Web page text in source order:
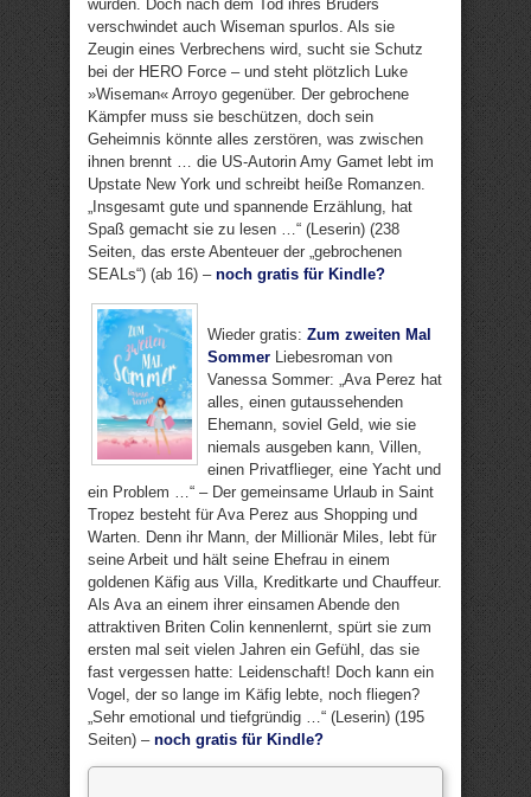
würden. Doch nach dem Tod ihres Bruders
verschwindet auch Wiseman spurlos. Als sie
Zeugin eines Verbrechens wird, sucht sie Schutz
bei der HERO Force – und steht plötzlich Luke
»Wiseman« Arroyo gegenüber. Der gebrochene
Kämpfer muss sie beschützen, doch sein
Geheimnis könnte alles zerstören, was zwischen
ihnen brennt … die US-Autorin Amy Gamet lebt im
Upstate New York und schreibt heiße Romanzen.
„Insgesamt gute und spannende Erzählung, hat
Spaß gemacht sie zu lesen …“ (Leserin) (238
Seiten, das erste Abenteuer der „gebrochenen
SEALs“) (ab 16) – noch gratis für Kindle?
Wieder gratis: Zum zweiten Mal
Sommer Liebesroman von
Vanessa Sommer: „Ava Perez hat
alles, einen gutaussehenden
Ehemann, soviel Geld, wie sie
niemals ausgeben kann, Villen,
einen Privatflieger, eine Yacht und
ein Problem …“ – Der gemeinsame Urlaub in Saint
Tropez besteht für Ava Perez aus Shopping und
Warten. Denn ihr Mann, der Millionär Miles, lebt für
seine Arbeit und hält seine Ehefrau in einem
goldenen Käfig aus Villa, Kreditkarte und Chauffeur.
Als Ava an einem ihrer einsamen Abende den
attraktiven Briten Colin kennenlernt, spürt sie zum
ersten mal seit vielen Jahren ein Gefühl, das sie
fast vergessen hatte: Leidenschaft! Doch kann ein
Vogel, der so lange im Käfig lebte, noch fliegen?
„Sehr emotional und tiefgründig …“ (Leserin) (195
Seiten) – noch gratis für Kindle?